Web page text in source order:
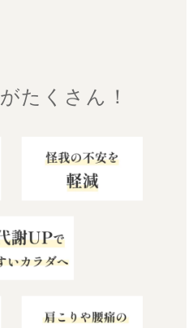
がたくさん！